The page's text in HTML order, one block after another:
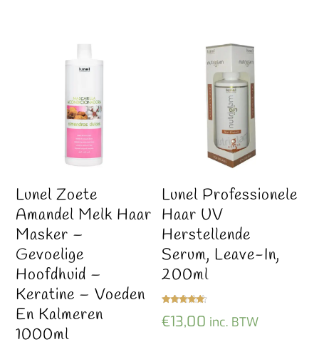
Lunel Zoete
Amandel Melk Haar
Masker –
Gevoelige
Hoofdhuid –
Keratine – Voeden
En Kalmeren
1000ml
Lunel Professionele
Haar UV
Herstellende
Serum, Leave-In,
200ml
d
5.00
€13,00 inc. BTW